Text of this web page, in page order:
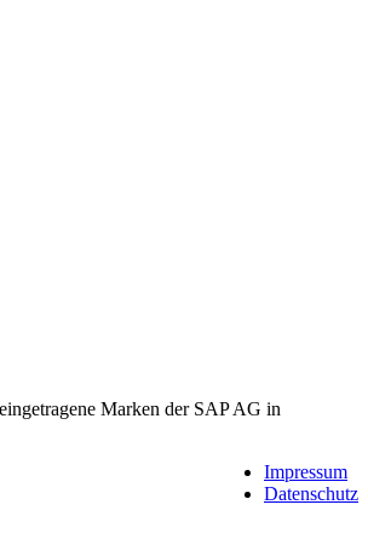
Marken der SAP AG in
Impressum
Datenschutz